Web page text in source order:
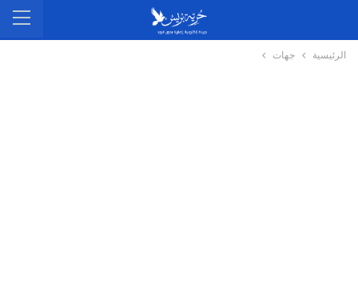
الرئيسية جهات